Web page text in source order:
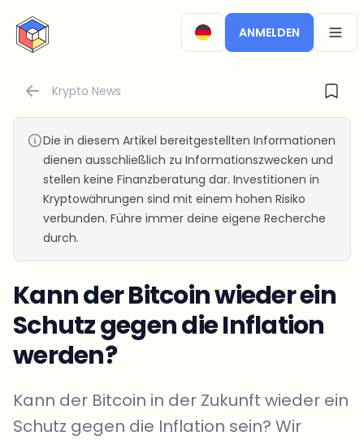
CryptoTicker
ANMELDEN
Krypto News
Die in diesem Artikel bereitgestellten Informationen
dienen ausschließlich zu Informationszwecken und
stellen keine Finanzberatung dar. Investitionen in
Kryptowährungen sind mit einem hohen Risiko
verbunden. Führe immer deine eigene Recherche
durch.
Kann der Bitcoin wieder ein
Schutz gegen die Inflation
werden?
Kann der Bitcoin in der Zukunft wieder ein
Schutz gegen die Inflation sein? Wir